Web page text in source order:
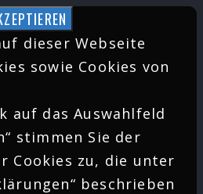
dieser Webseite
sowie Cookies von
auf das Auswahlfeld
stimmen Sie der
Cookies zu, die unter
beschrieben